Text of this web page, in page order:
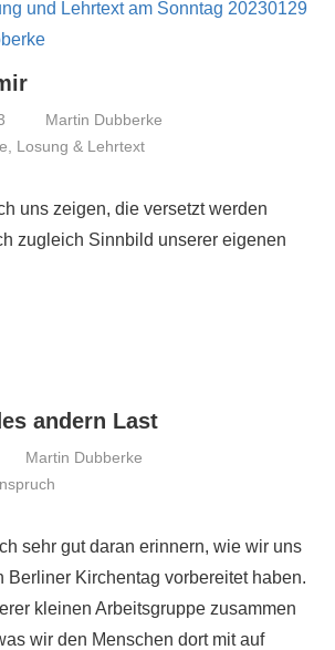
Martin Dubberke
Losung & Lehrtext
uns zeigen, die versetzt werden
zugleich Sinnbild unserer eigenen
andern Last
Martin Dubberke
sehr gut daran erinnern, wie wir uns
Berliner Kirchentag vorbereitet haben.
kleinen Arbeitsgruppe zusammen
wir den Menschen dort mit auf